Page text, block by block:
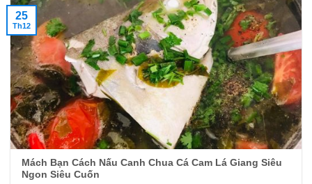
Mách Bạn Cách Nấu Canh Chua Cá Cam Lá Giang Siêu
Ngon Siêu Cuốn
25
Th12